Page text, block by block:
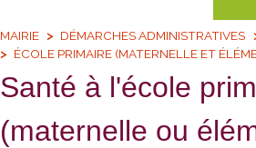
MAIRIE DÉMARCHES ADMINISTRATIVES
ÉCOLE PRIMAIRE (MATERNELLE ET
Santé à l'école
(maternelle ou